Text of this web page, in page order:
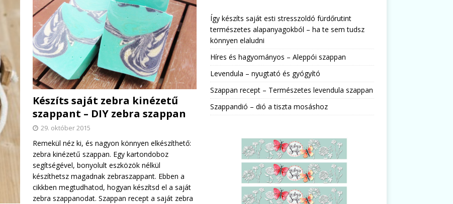
Készíts saját zebra kinézetű
szappant – DIY zebra szappan
29. október 2015
Remekül néz ki, és nagyon könnyen elkészíthető:
zebra kinézetű szappan. Egy kartondoboz
segítségével, bonyolult eszközök nélkül
készíthetsz magadnak zebraszappant. Ebben a
cikkben megtudhatod, hogyan készítsd el a saját
zebra szappanodat. Szappan recept a saját zebra
Így készíts saját esti stresszoldó fürdőrutint
természetes alapanyagokból – ha te sem tudsz
könnyen elaludni
Híres és hagyományos – Aleppói szappan
Levendula – nyugtató és gyógyító
Szappan recept – Természetes levendula szappan
Szappandió – dió a tiszta mosáshoz